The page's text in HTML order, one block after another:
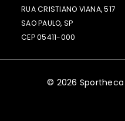
RUA CRISTIANO VIANA, 517
SAO PAULO, SP
CEP 05411-000
© 2026 Sportheca